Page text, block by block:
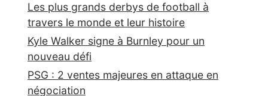
Les plus grands derbys de football à
travers le monde et leur histoire
Kyle Walker signe à Burnley pour un
nouveau défi
PSG : 2 ventes majeures en attaque en
négociation